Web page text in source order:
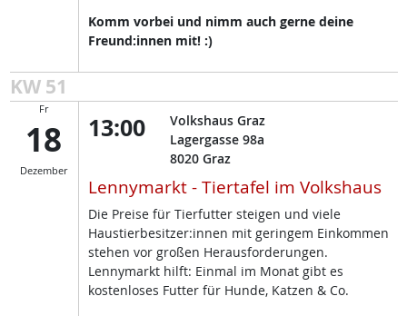
Komm vorbei und nimm auch gerne deine
Freund:innen mit! :)
KW 51
Fr
18
Dezember
13:00
Volkshaus Graz
Lagergasse 98a
8020 Graz
Lennymarkt - Tiertafel im Volkshaus
Die Preise für Tierfutter steigen und viele
Haustierbesitzer:innen mit geringem Einkommen
stehen vor großen Herausforderungen.
Lennymarkt hilft: Einmal im Monat gibt es
kostenloses Futter für Hunde, Katzen & Co.